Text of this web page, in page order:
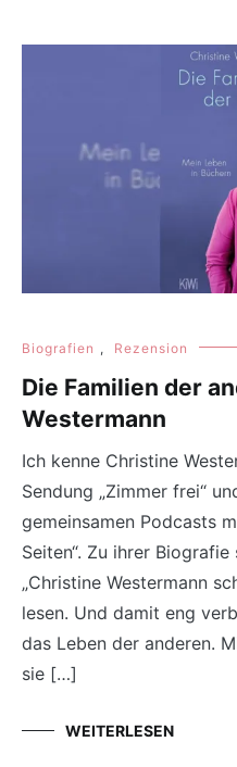
Biografien , Rezension
Die Familien der
Westermann
Ich kenne Christine
Sendung „Zimmer frei“
gemeinsamen Podcasts
Seiten“. Zu ihrer
„Christine Westermann
lesen. Und damit eng
das Leben der anderen.
sie […]
WEITERLESEN